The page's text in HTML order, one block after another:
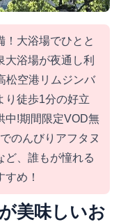
！大浴場でひとと
大浴場が夜通し利
松空港リムジンバ
り徒歩1分の好立
中!期間限定VOD無
のんびりアフタヌ
ど、誰もが憧れる
め！
美味しいお